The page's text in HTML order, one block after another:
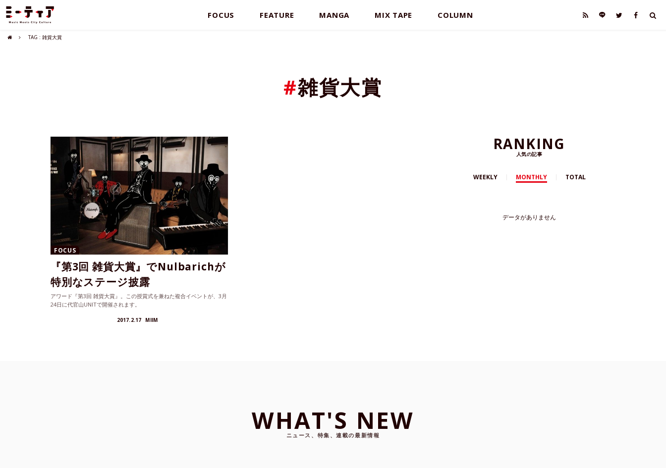
FOCUS FEATURE MANGA MIX TAPE COLUMN
TAG : 雑貨大賞
#雑貨大賞
FOCUS
『第3回 雑貨大賞』でNulbarichが
特別なステージ披露
アワード『第3回 雑貨大賞』。この授賞式を兼ねた複合イベントが、3月
24日に代官山UNITで開催されます。
2017.2.17 MIIM
RANKING
人気の記事
WEEKLY MONTHLY TOTAL
データがありません
WHAT'S NEW
ニュース、特集、連載の最新情報